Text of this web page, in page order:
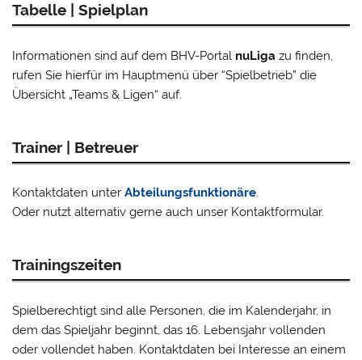
Tabelle | Spielplan
Informationen sind auf dem BHV-Portal nuLiga zu finden,
rufen Sie hierfür im Hauptmenü über “Spielbetrieb” die
Übersicht „Teams & Ligen“ auf.
Trainer | Betreuer
Kontaktdaten unterAbteilungsfunktionäre.
Oder nutzt alternativ gerne auch unser Kontaktformular.
Trainingszeiten
Spielberechtigt sind alle Personen, die im Kalenderjahr, in
dem das Spieljahr beginnt, das 16. Lebensjahr vollenden
oder vollendet haben. Kontaktdaten bei Interesse an einem